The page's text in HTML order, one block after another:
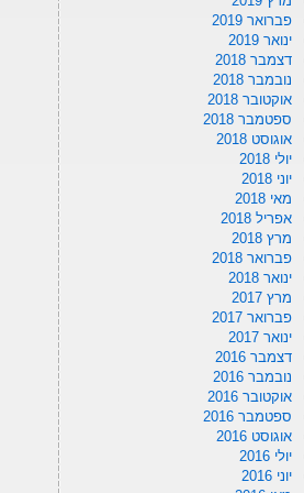
פברואר 2019
ינואר 2019
דצמבר 2018
נובמבר 2018
אוקטובר 2018
ספטמבר 2018
אוגוסט 2018
יולי 2018
יוני 2018
מאי 2018
אפריל 2018
מרץ 2018
פברואר 2018
ינואר 2018
מרץ 2017
פברואר 2017
ינואר 2017
דצמבר 2016
נובמבר 2016
אוקטובר 2016
ספטמבר 2016
אוגוסט 2016
יולי 2016
יוני 2016